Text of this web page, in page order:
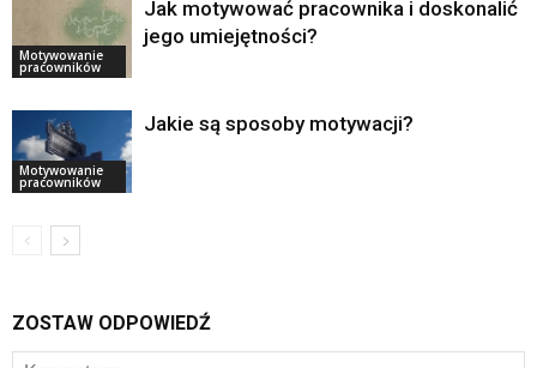
Motywowanie
pracowników
Jak motywować pracownika i doskonalić
jego umiejętności?
Motywowanie
pracowników
Jakie są sposoby motywacji?
ZOSTAW ODPOWIEDŹ